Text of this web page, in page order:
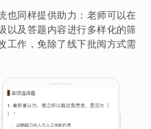
也同样提供助力：老师可以在
以及答题内容进行多样化的筛
工作，免除了线下批阅方式需